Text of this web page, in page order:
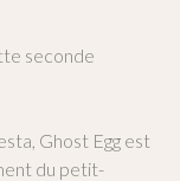
seconde
Ghost Egg est
du petit-